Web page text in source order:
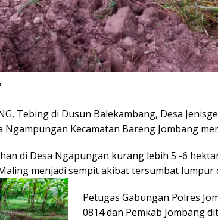
Tebing di Dusun Balekambang, Desa
Ngampungan Kecamatan Bareng Jombang
di Desa Ngapungan kurang lebih 5 -6
menjadi sempit akibat tersumbat lumpur
Petugas Gabungan Polres
0814 dan Pemkab Jombang